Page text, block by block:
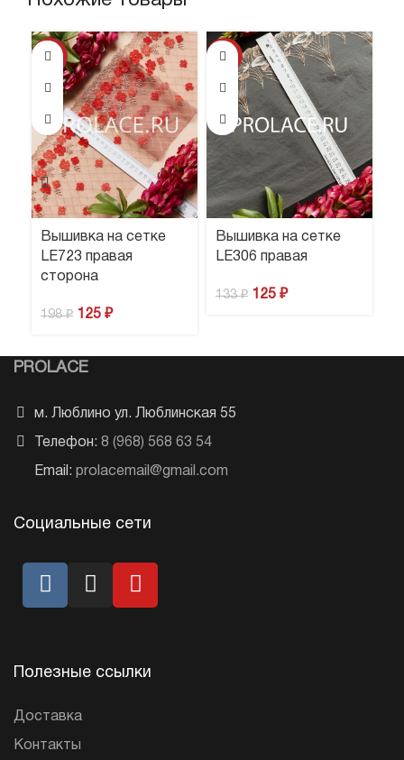
Вышивка на сетке
LE723 правая
сторона
198₽ 125 ₽
Вышивка на сетке
LE306 правая
133₽ 125 ₽
PROLACE
м. Люблино ул. Люблинская 55
Телефон: 8 (968) 568 63 54
Email: prolacemail@gmail.com
Социальные сети
Полезные ссылки
Доставка
Контакты